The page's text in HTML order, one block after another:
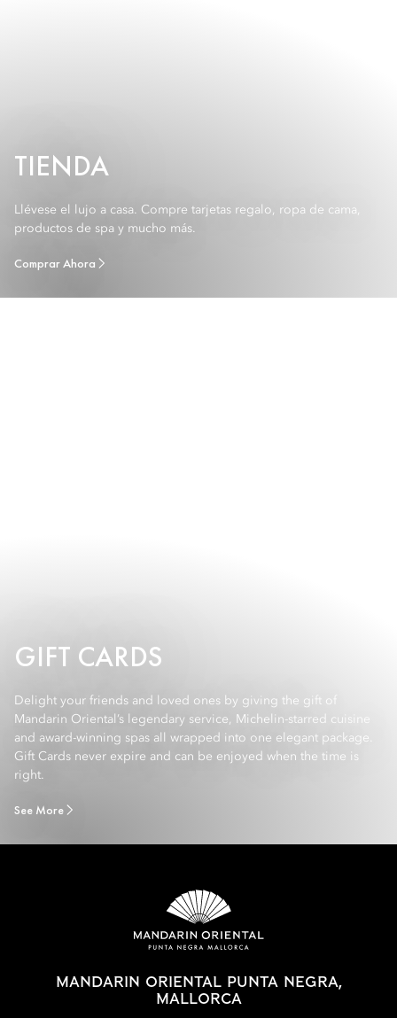
TIENDA
Llévese el lujo a casa. Compre tarjetas regalo, ropa de cama,
productos de spa y mucho más.
Comprar Ahora
GIFT CARDS
Delight your friends and loved ones by giving the gift of
Mandarin Oriental’s legendary service, Michelin-starred cuisine
and award-winning spas all wrapped into one elegant package.
Gift Cards never expire and can be enjoyed when the time is
right.
See More
MANDARIN ORIENTAL PUNTA NEGRA,
MALLORCA